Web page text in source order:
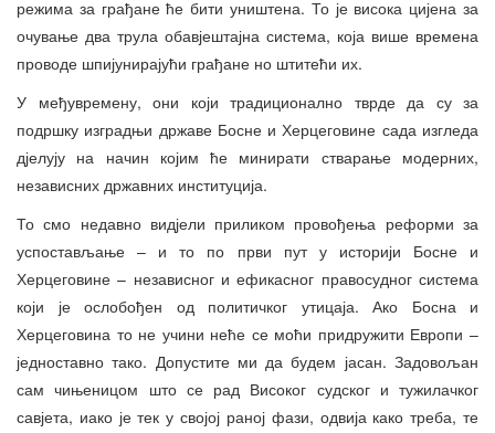
режима за грађане ће бити уништена. То је висока цијена за
очување два трула обавјештајна система, која више времена
проводе шпијунирајући грађане но штитећи их.
У међувремену, они који традиционално тврде да су за
подршку изградњи државе Босне и Херцеговине сада изгледа
дјелују на начин којим ће минирати стварање модерних,
независних државних институција.
То смо недавно видјели приликом провођења реформи за
успостављање – и то по први пут у историји Босне и
Херцеговине – независног и ефикасног правосудног система
који је ослобођен од политичког утицаја. Ако Босна и
Херцеговина то не учини неће се моћи придружити Европи –
једноставно тако. Допустите ми да будем јасан. Задовољан
сам чињеницом што се рад Високог судског и тужилачког
савјета, иако је тек у својој раној фази, одвија како треба, те